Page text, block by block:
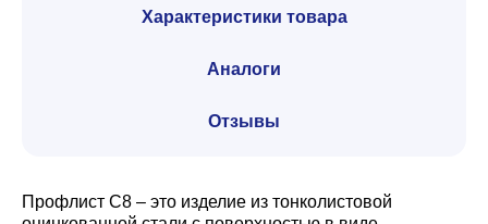
Характеристики товара
Аналоги
Отзывы
Профлист С8 – это изделие из тонколистовой